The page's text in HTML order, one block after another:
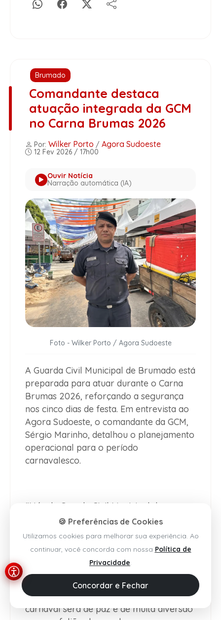
Brumado
Comandante destaca
atuação integrada da GCM
no Carna Brumas 2026
Por: Wilker Porto / Agora Sudoeste
12 Fev 2026 / 17h00
Ouvir Notícia
Narração automática (IA)
Foto - Wilker Porto / Agora Sudoeste
A Guarda Civil Municipal de Brumado está
preparada para atuar durante o Carna
Brumas 2026, reforçando a segurança
nos cinco dias de festa. Em entrevista ao
Agora Sudoeste, o comandante da GCM,
Sérgio Marinho, detalhou o planejamento
operacional para o período
carnavalesco.
“Nós da Guarda Civil Municipal de
Brumado atuaremos nos cinco dias do
Carnaval de Brumado, empregaremos
um efetivo de 40 homens durante os dias
da festa, além da atuação dentro do
ronda nos órgãos públicos de nossa
responsabilidade. Acreditamos que o
carnaval será de paz e de muita diversão
🍪 Preferências de Cookies
Utilizamos cookies para melhorar sua experiência. Ao
continuar, você concorda com nossa Política de
Privacidade.
Concordar e Fechar